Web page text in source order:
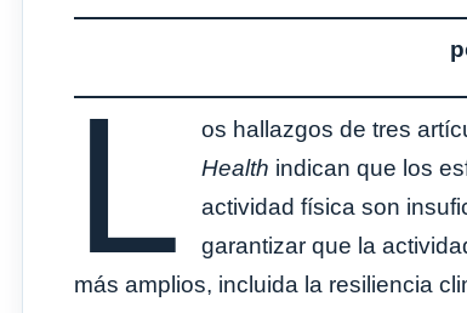
L os hallazgos de tres
Health indican que los
actividad física son
garantizar que la
más amplios, incluida la resiliencia